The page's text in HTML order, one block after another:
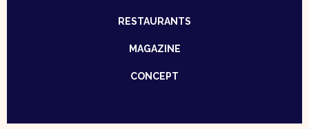
RESTAURANTS
MAGAZINE
CONCEPT